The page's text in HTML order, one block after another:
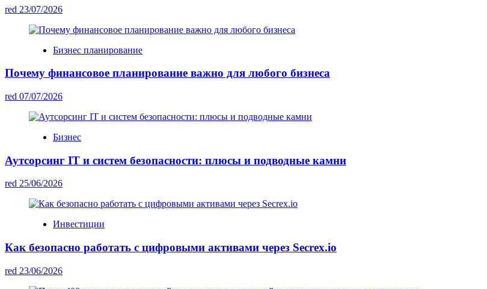
red 23/07/2026
Бизнес планирование
Почему финансовое планирование важно для любого бизнеса
red 07/07/2026
Бизнес
Аутсорсинг IT и систем безопасности: плюсы и подводные камни
red 25/06/2026
Инвестиции
Как безопасно работать с цифровыми активами через Secrex.io
red 23/06/2026